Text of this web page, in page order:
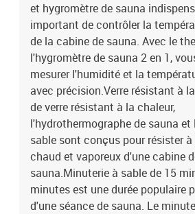
et hygromètre de sauna
important de contrôler la
de la cabine de sauna. Avec le
l'hygromètre de sauna 2 en 1,
mesurer l'humidité et la
avec précision.Verre résistant à
de verre résistant à la chaleur,
l'hydrothermographe de sauna et
sable sont conçus pour résister
chaud et vaporeux d'une cabine
sauna.Minuterie à sable de 15
minutes est une durée populaire
d'une séance de sauna. Le